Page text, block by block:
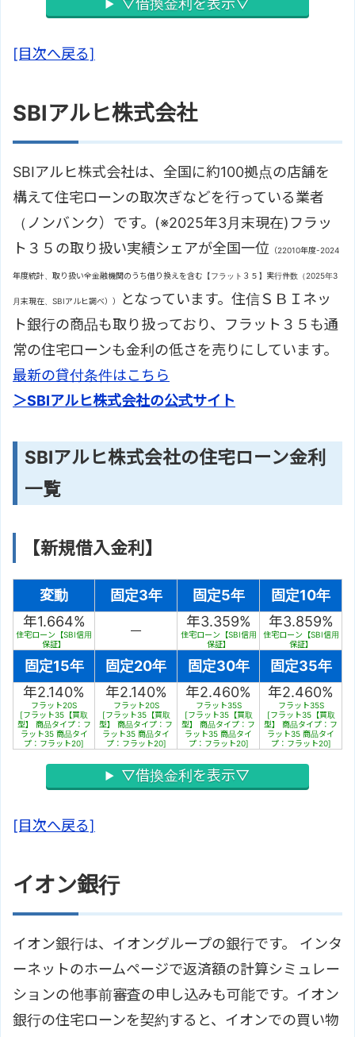
▽借換金利を表示▽
[目次へ戻る]
SBIアルヒ株式会社
SBIアルヒ株式会社は、全国に約100拠点の店舗を
構えて住宅ローンの取次ぎなどを行っている業者
（ノンバンク）です。(※2025年3月末現在)フラッ
ト３５の取り扱い実績シェアが全国一位 （22010年度-2024
年度統計、取り扱い全金融機関のうち借り換えを含む【フラット３５】実行件数（2025年3
月末現在、SBIアルヒ調べ））
となっています。住信ＳＢＩネッ
ト銀行の商品も取り扱っており、フラット３５も通
常の住宅ローンも金利の低さを売りにしています。
最新の貸付条件はこちら
＞SBIアルヒ株式会社の公式サイト
SBIアルヒ株式会社の住宅ローン金利
一覧
【新規借入金利】
変動 固定3年 固定5年
固定10年
年1.664%
住宅ローン【SBI信用
保証】
－
年3.359%
住宅ローン【SBI信用
保証】
年3.859%
住宅ローン【SBI信用
保証】
固定15年 固定20年 固定30年
固定35年
年2.140%
フラット20S
[フラット35【買取
型】 商品タイプ：フ
ラット35 商品タイ
プ：フラット20]
年2.140%
フラット20S
[フラット35【買取
型】 商品タイプ：フ
ラット35 商品タイ
プ：フラット20]
年2.460%
フラット35S
[フラット35【買取
型】 商品タイプ：フ
ラット35 商品タイ
プ：フラット20]
年2.460%
フラット35S
[フラット35【買取
型】 商品タイプ：フ
ラット35 商品タイ
プ：フラット20]
▽借換金利を表示▽
[目次へ戻る]
イオン銀行
イオン銀行は、イオングループの銀行です。 インタ
ーネットのホームページで返済額の計算シミュレー
ションの他事前審査の申し込みも可能です。イオン
銀行の住宅ローンを契約すると、イオンでの買い物